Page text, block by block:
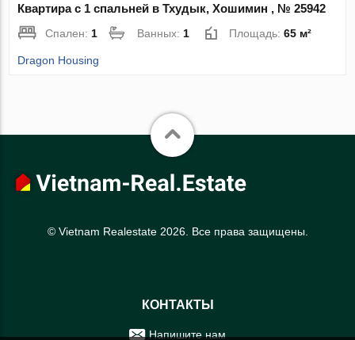
Квартира с 1 спальней в Тхудык, Хошимин , № 25942
Спален: 1 Ванных: 1 Площадь:65 м²
Dragon Housing
© Vietnam Realestate 2026. Все права защищены.
КОНТАКТЫ
Напишите нам